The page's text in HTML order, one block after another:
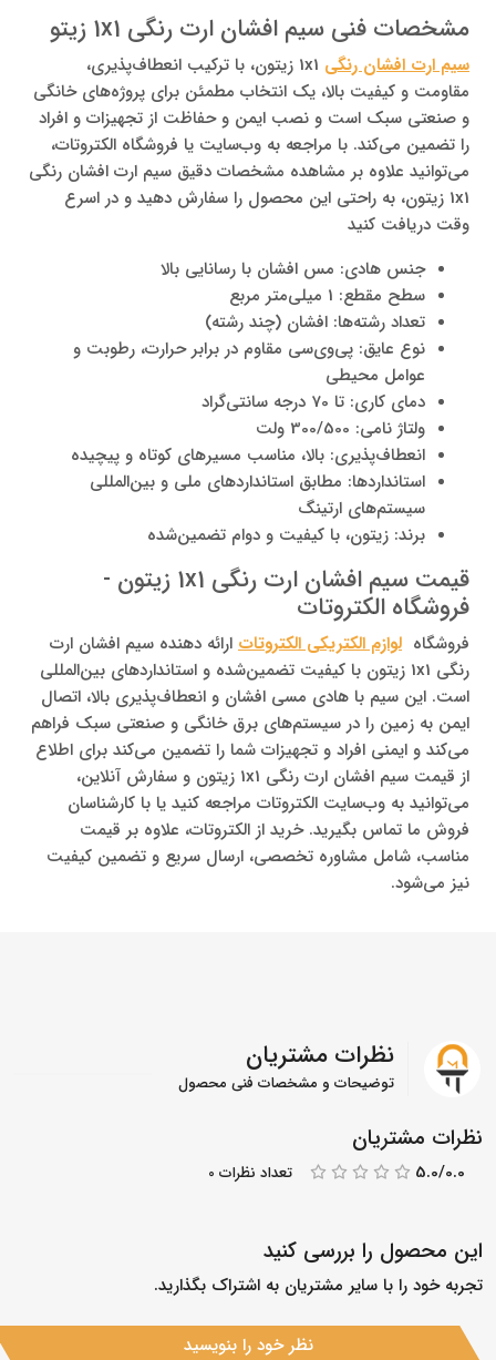
مشخصات فنی سیم افشان ارت رنگی 1x1 زیتو
سیم ارت افشان رنگی
1x1 زیتون، با ترکیب انعطاف‌پذیری،
مقاومت و کیفیت بالا، یک انتخاب مطمئن برای پروژه‌های خانگی
و صنعتی سبک است و نصب ایمن و حفاظت از تجهیزات و افراد
را تضمین می‌کند. با مراجعه به وب‌سایت یا فروشگاه الکتروتات،
می‌توانید علاوه بر مشاهده مشخصات دقیق سیم ارت افشان رنگی
1x1 زیتون، به راحتی این محصول را سفارش دهید و در اسرع
وقت دریافت کنید
جنس هادی: مس افشان با رسانایی بالا
سطح مقطع: 1 میلی‌متر مربع
تعداد رشته‌ها: افشان (چند رشته)
نوع عایق: پی‌وی‌سی مقاوم در برابر حرارت، رطوبت و
عوامل محیطی
دمای کاری: تا 70 درجه سانتی‌گراد
ولتاژ نامی: 300/500 ولت
انعطاف‌پذیری: بالا، مناسب مسیرهای کوتاه و پیچیده
استانداردها: مطابق استانداردهای ملی و بین‌المللی
سیستم‌های ارتینگ
برند: زیتون، با کیفیت و دوام تضمین‌شده
قیمت سیم افشان ارت رنگی 1x1 زیتون -
فروشگاه الکتروتات
فروشگاه لوازم الکتریکی الکتروتات ارائه‌ دهنده سیم افشان ارت
رنگی 1x1 زیتون با کیفیت تضمین‌شده و استانداردهای بین‌المللی
است. این سیم با هادی مسی افشان و انعطاف‌پذیری بالا، اتصال
ایمن به زمین را در سیستم‌های برق خانگی و صنعتی سبک فراهم
می‌کند و ایمنی افراد و تجهیزات شما را تضمین می‌کند برای اطلاع
از قیمت سیم افشان ارت رنگی 1x1 زیتون و سفارش آنلاین،
می‌توانید به وب‌سایت الکتروتات مراجعه کنید یا با کارشناسان
فروش ما تماس بگیرید. خرید از الکتروتات، علاوه بر قیمت
مناسب، شامل مشاوره تخصصی، ارسال سریع و تضمین کیفیت
نیز می‌شود.
نظرات مشتریان
توضیحات و مشخصات فنی محصول
نظرات مشتریان
5.0/0.0 تعداد نظرات 0
این محصول را بررسی کنید
تجربه خود را با سایر مشتریان به اشتراک بگذارید.
نظر خود را بنویسید